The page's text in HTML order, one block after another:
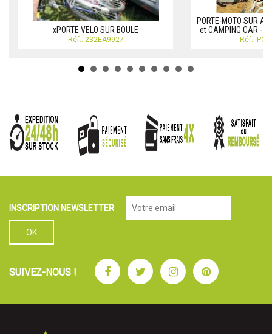
xPORTE VELO SUR BOULE
Réf.: 232EA9927
PORTE-MOTO SUR
et CAMPING CAR -
Réf.:
INSCRIPTION NEWSLETTER
SUIVEZ-NOUS ! FacebookTwitterInstagramPinterest